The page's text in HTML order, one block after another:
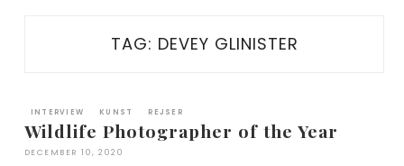
TAG: DEVEY GLINISTER
INTERVIEW KUNST REJSER
Wildlife Photographer of the Year
DECEMBER 10, 2020